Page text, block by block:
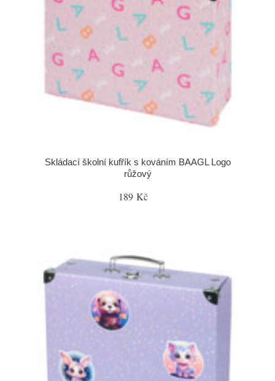
Skládací školní kufřík s kováním BAAGL Logo
růžový
189 Kč